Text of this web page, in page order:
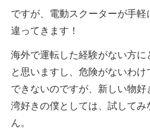
ですが、電動スクーターが手
違ってきます！
海外で運転した経験がない方
と思いますし、危険がないわ
できないのですが、新しい物
湾好きの僕としては、試して
ん。